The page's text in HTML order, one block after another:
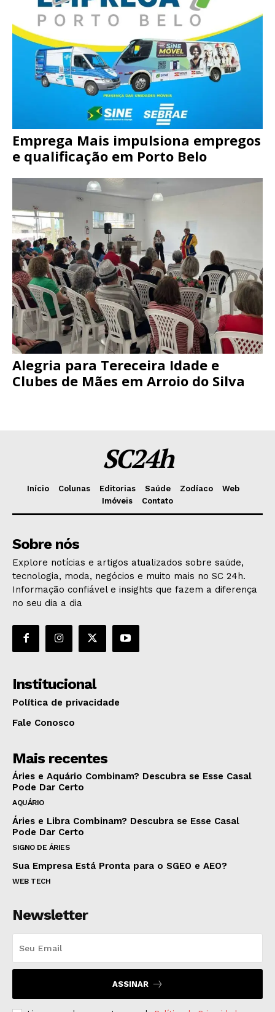
Emprega Mais impulsiona empregos
e qualificação em Porto Belo
Alegria para Tereceira Idade e
Clubes de Mães em Arroio do Silva
SC24h
Início Colunas Editorias Saúde Zodíaco
Web
Imóveis
Contato
Sobre nós
Explore notícias e artigos atualizados sobre saúde,
tecnologia, moda, negócios e muito mais no SC 24h.
Informação confiável e insights que fazem a diferença
no seu dia a dia
Institucional
Política de privacidade
Fale Conosco
Mais recentes
Áries e Aquário Combinam? Descubra se Esse Casal
Pode Dar Certo
AQUÁRIO
Áries e Libra Combinam? Descubra se Esse Casal
Pode Dar Certo
SIGNO DE ÁRIES
Sua Empresa Está Pronta para o SGEO e AEO?
WEB TECH
Newsletter
ASSINAR